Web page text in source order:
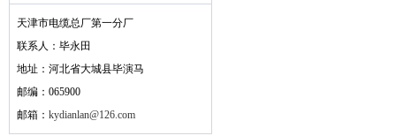
天津市电缆总厂第一分厂
联系人：毕永田
地址：河北省大城县毕演马
邮编：065900
邮箱： kydianlan@126.com